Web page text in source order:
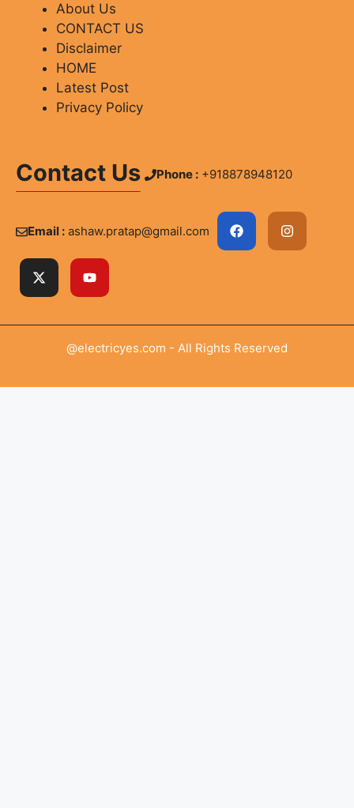
About Us
CONTACT US
Disclaimer
HOME
Latest Post
Privacy Policy
Contact Us Phone : +918878948120
Email : ashaw.pratap@gmail.com
@electricyes.com - All Rights Reserved